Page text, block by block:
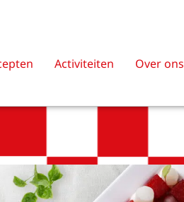
Activiteiten Over ons